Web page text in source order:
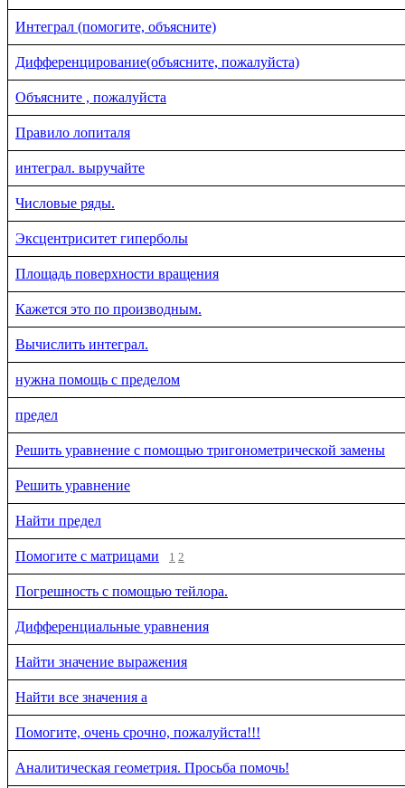
Интеграл (помогите, объясните)
Дифференцирование(объясните, пожалуйста)
Объясните , пожалуйста
Правило лопиталя
интеграл. выручайте
Числовые ряды.
Эксцентриситет гиперболы
Площадь поверхности вращения
Кажется это по производным.
Вычислить интеграл.
нужна помощь с пределом
предел
Решить уравнение с помощью тригонометрической замены
Решить уравнение
Найти предел
Помогите с матрицами 1 2
Погрешность с помощью тейлора.
Дифференциальные уравнения
Найти значение выражения
Найти все значения a
Помогите, очень срочно, пожалуйста!!!
Аналитическая геометрия. Просьба помочь!